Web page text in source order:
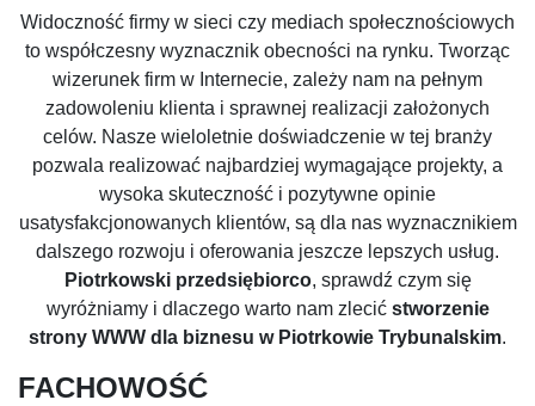
Widoczność firmy w sieci czy mediach społecznościowych
to współczesny wyznacznik obecności na rynku. Tworząc
wizerunek firm w Internecie, zależy nam na pełnym
zadowoleniu klienta i sprawnej realizacji założonych
celów. Nasze wieloletnie doświadczenie w tej branży
pozwala realizować najbardziej wymagające projekty, a
wysoka skuteczność i pozytywne opinie
usatysfakcjonowanych klientów, są dla nas wyznacznikiem
dalszego rozwoju i oferowania jeszcze lepszych usług.
Piotrkowski przedsiębiorco, sprawdź czym się
wyróżniamy i dlaczego warto nam zlecić stworzenie
strony WWW dla biznesu w Piotrkowie Trybunalskim.
FACHOWOŚĆ